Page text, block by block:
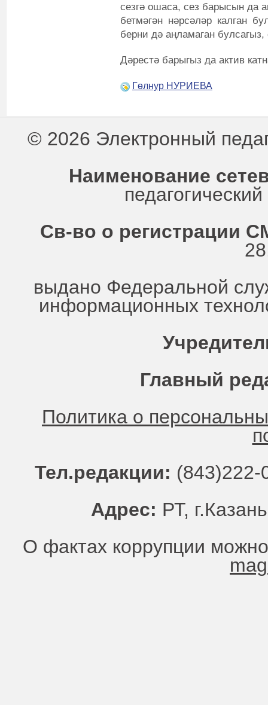
сезгә ошаса, сез барысын да
бетмәгән нәрсәләр калган
берни дә аңламаган булсагыз,
Дәрестә барыгыз да актив
Гөлнур НУРИЕВА
© 2026 Электронный
Наименование
Св-во о регистрации
выдано Федеральной
информационных
Главный
Политика о
Тел.редакции:
Адрес: РТ,
О фактах коррупции